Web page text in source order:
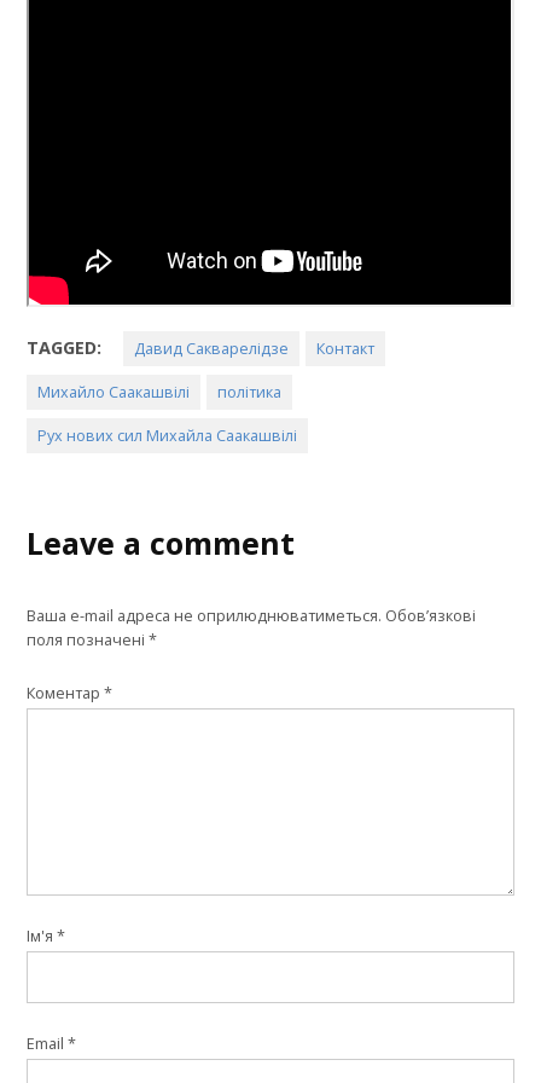
TAGGED: Давид Сакварелідзе Контакт
Михайло Саакашвілі політика
Рух нових сил Михайла Саакашвілі
Leave a comment
Ваша e-mail адреса не оприлюднюватиметься. Обов’язкові
поля позначені*
Коментар*
Ім'я*
Email*